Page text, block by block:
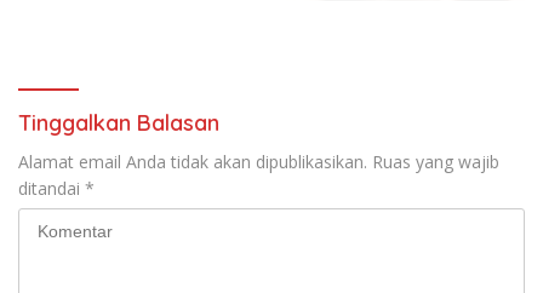
Tinggalkan Balasan
Alamat email Anda tidak akan dipublikasikan. Ruas yang wajib
ditandai *